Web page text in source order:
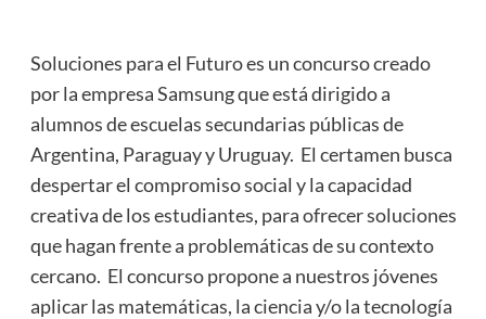
Soluciones para el Futuro es un concurso creado
por la empresa Samsung que está dirigido a
alumnos de escuelas secundarias públicas de
Argentina, Paraguay y Uruguay. El certamen busca
despertar el compromiso social y la capacidad
creativa de los estudiantes, para ofrecer soluciones
que hagan frente a problemáticas de su contexto
cercano. El concurso propone a nuestros jóvenes
aplicar las matemáticas, la ciencia y/o la tecnología